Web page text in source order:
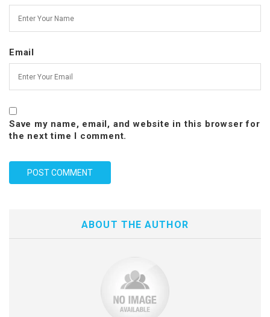
Email
Save my name, email, and website in this browser for
the next time I comment.
ABOUT THE AUTHOR